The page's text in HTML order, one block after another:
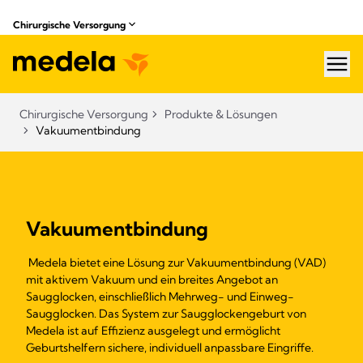
Chirurgische Versorgung
Chirurgische Versorgung
Produkte & Lösungen​
Vakuumentbindung
Vakuumentbindung
Medela bietet eine Lösung zur Vakuumentbindung (VAD)
mit aktivem Vakuum und ein breites Angebot an
Saugglocken, einschließlich Mehrweg- und Einweg-
Saugglocken. Das System zur Saugglockengeburt von
Medela ist auf Effizienz ausgelegt und ermöglicht
Geburtshelfern sichere, individuell anpassbare Eingriffe.